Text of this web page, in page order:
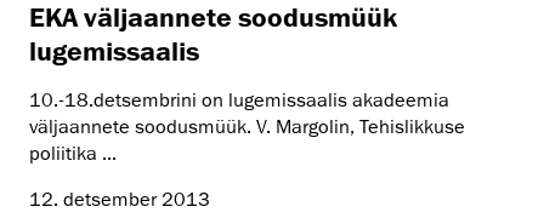
EKA väljaannete soodusmüük
lugemissaalis
10.-18.detsembrini on lugemissaalis akadeemia
väljaannete soodusmüük. V. Margolin, Tehislikkuse
poliitika ...
12. detsember 2013